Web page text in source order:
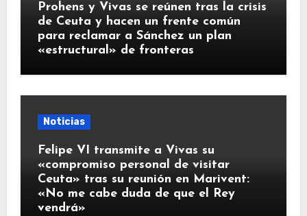
Prohens y Vivas se reúnen tras la crisis
de Ceuta y hacen un frente común
para reclamar a Sánchez un plan
«estructural» de fronteras
Noticias
Felipe VI transmite a Vivas su
«compromiso personal de visitar
Ceuta» tras su reunión en Marivent:
«No me cabe duda de que el Rey
vendrá»